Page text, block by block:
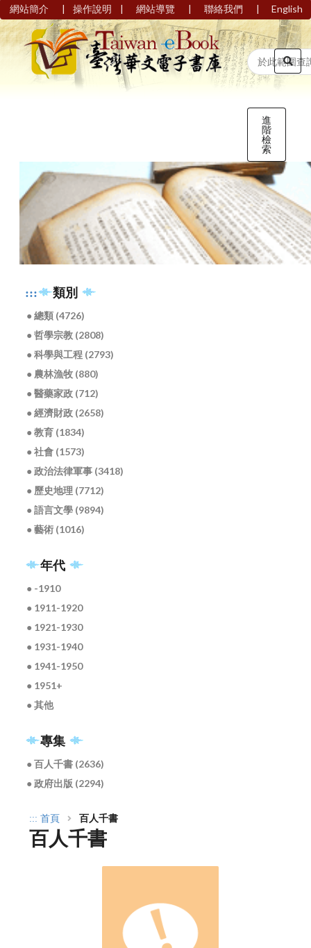
網站簡介 | 操作說明 | 網站導覽 | 聯絡我們 | English
進
階
檢
索
::: 類別
● 總類 (4726)
● 哲學宗教 (2808)
● 科學與工程 (2793)
● 農林漁牧 (880)
● 醫藥家政 (712)
● 經濟財政 (2658)
● 教育 (1834)
● 社會 (1573)
● 政治法律軍事 (3418)
● 歷史地理 (7712)
● 語言文學 (9894)
● 藝術 (1016)
年代
● -1910
● 1911-1920
● 1921-1930
● 1931-1940
● 1941-1950
● 1951+
● 其他
專集
● 百人千書 (2636)
● 政府出版 (2294)
::: 首頁 百人千書
百人千書